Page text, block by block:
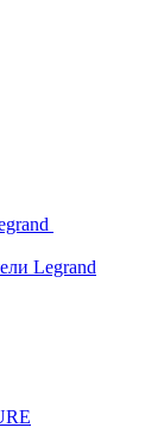
Legrand